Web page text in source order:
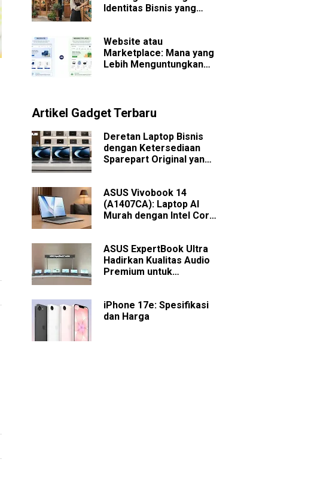
Identitas Bisnis yang
Website atau
Marketplace: Mana yang
Lebih Menguntungkan
Artikel Gadget Terbaru
Deretan Laptop Bisnis
dengan Ketersediaan
Sparepart Original yang
ASUS Vivobook 14
(A1407CA): Laptop AI
Murah dengan Intel Core
ASUS ExpertBook Ultra
Hadirkan Kualitas Audio
Premium untuk
iPhone 17e: Spesifikasi
dan Harga